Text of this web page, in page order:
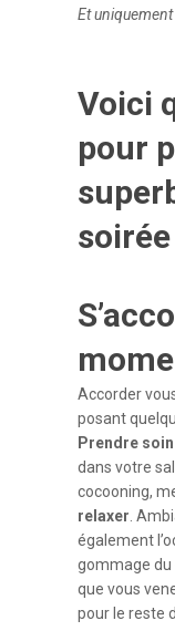
Et uniquement
Voici
pour
soirée
Accorder
posant
Prendre
dans votre
cocooning,
relaxer .
également
gommage du
que vous
pour le reste